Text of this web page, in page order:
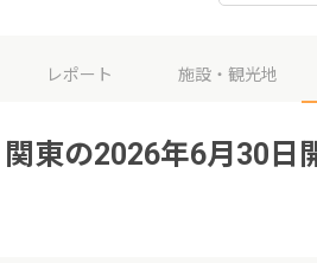
レポート 施設・観光地
関東の2026年6月30日